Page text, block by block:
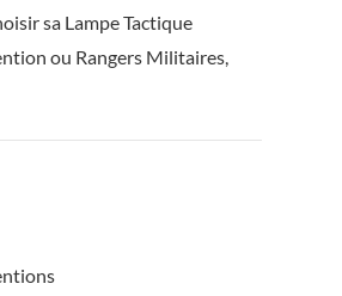
sa Lampe Tactique
ou Rangers Militaires,